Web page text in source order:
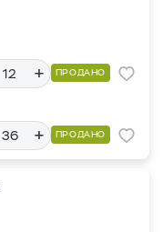
+ ПРОДАНО
+ ПРОДАНО